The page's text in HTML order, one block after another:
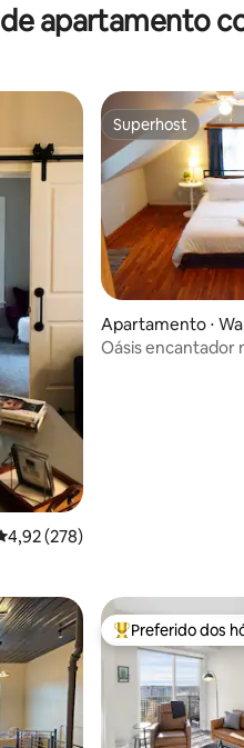
apartamento
de uma avaliação média de
4,92 (278)
Superhost
Superhost
Apartamento ⋅
Oásis encantador
hóspedes Entre os
Preferido dos